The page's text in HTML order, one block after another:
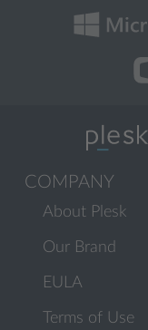
COMPANY
About Plesk
Our Brand
EULA
Terms of Use